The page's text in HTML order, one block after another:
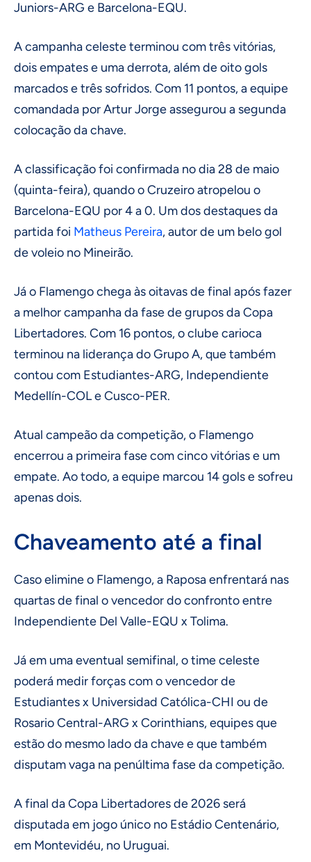
Juniors-ARG e Barcelona-EQU.
A campanha celeste terminou com três vitórias,
dois empates e uma derrota, além de oito gols
marcados e três sofridos. Com 11 pontos, a equipe
comandada por Artur Jorge assegurou a segunda
colocação da chave.
A classificação foi confirmada no dia 28 de maio
(quinta-feira), quando o Cruzeiro atropelou o
Barcelona-EQU por 4 a 0. Um dos destaques da
partida foi Matheus Pereira, autor de um belo gol
de voleio no Mineirão.
Já o Flamengo chega às oitavas de final após fazer
a melhor campanha da fase de grupos da Copa
Libertadores. Com 16 pontos, o clube carioca
terminou na liderança do Grupo A, que também
contou com Estudiantes-ARG, Independiente
Medellín-COL e Cusco-PER.
Atual campeão da competição, o Flamengo
encerrou a primeira fase com cinco vitórias e um
empate. Ao todo, a equipe marcou 14 gols e sofreu
apenas dois.
Chaveamento até a final
Caso elimine o Flamengo, a Raposa enfrentará nas
quartas de final o vencedor do confronto entre
Independiente Del Valle-EQU x Tolima.
Já em uma eventual semifinal, o time celeste
poderá medir forças com o vencedor de
Estudiantes x Universidad Católica-CHI ou de
Rosario Central-ARG x Corinthians, equipes que
estão do mesmo lado da chave e que também
disputam vaga na penúltima fase da competição.
A final da Copa Libertadores de 2026 será
disputada em jogo único no Estádio Centenário,
em Montevidéu, no Uruguai.